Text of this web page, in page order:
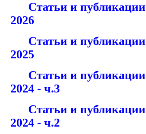
Статьи и публикации
2026
Статьи и публикации
2025
Статьи и публикации
2024 - ч.3
Статьи и публикации
2024 - ч.2